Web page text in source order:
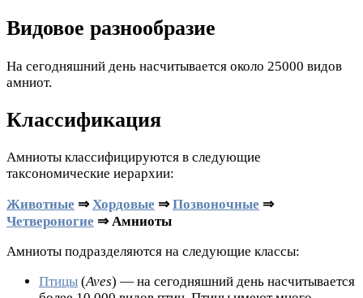
Видовое разнообразие
На сегодняшний день насчитывается около 25000 видов
амниот.
Классификация
Амниоты классифицируются в следующие
таксономические иерархии:
Животные ⇒Хордовые ⇒Позвоночные ⇒
Четвероногие ⇒ Амниоты
Амниоты подразделяются на следующие классы:
Птицы (Aves) — на сегодняшний день насчитывается